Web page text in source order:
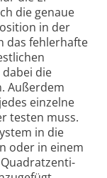
die genaue
in der
das fehler­hafte
die
Außer­dem
einzelne
testen muss.
in die
oder in einem
Quadrat­zenti­